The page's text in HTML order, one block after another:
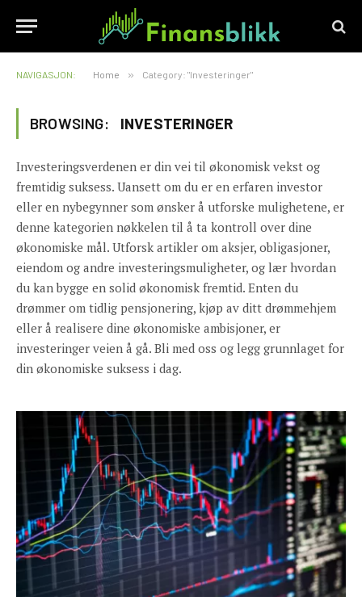
NAVIGASJON: Home » Category: "Investeringer"
BROWSING: INVESTERINGER
Investeringsverdenen er din vei til økonomisk vekst og
fremtidig suksess. Uansett om du er en erfaren investor
eller en nybegynner som ønsker å utforske mulighetene, er
denne kategorien nøkkelen til å ta kontroll over dine
økonomiske mål. Utforsk artikler om aksjer, obligasjoner,
eiendom og andre investeringsmuligheter, og lær hvordan
du kan bygge en solid økonomisk fremtid. Enten du
drømmer om tidlig pensjonering, kjøp av ditt drømmehjem
eller å realisere dine økonomiske ambisjoner, er
investeringer veien å gå. Bli med oss og legg grunnlaget for
din økonomiske suksess i dag.